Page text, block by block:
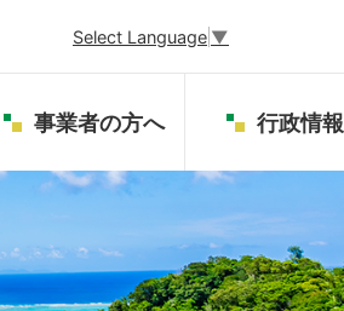
Select Language ▼
事業者の方へ 行政情報